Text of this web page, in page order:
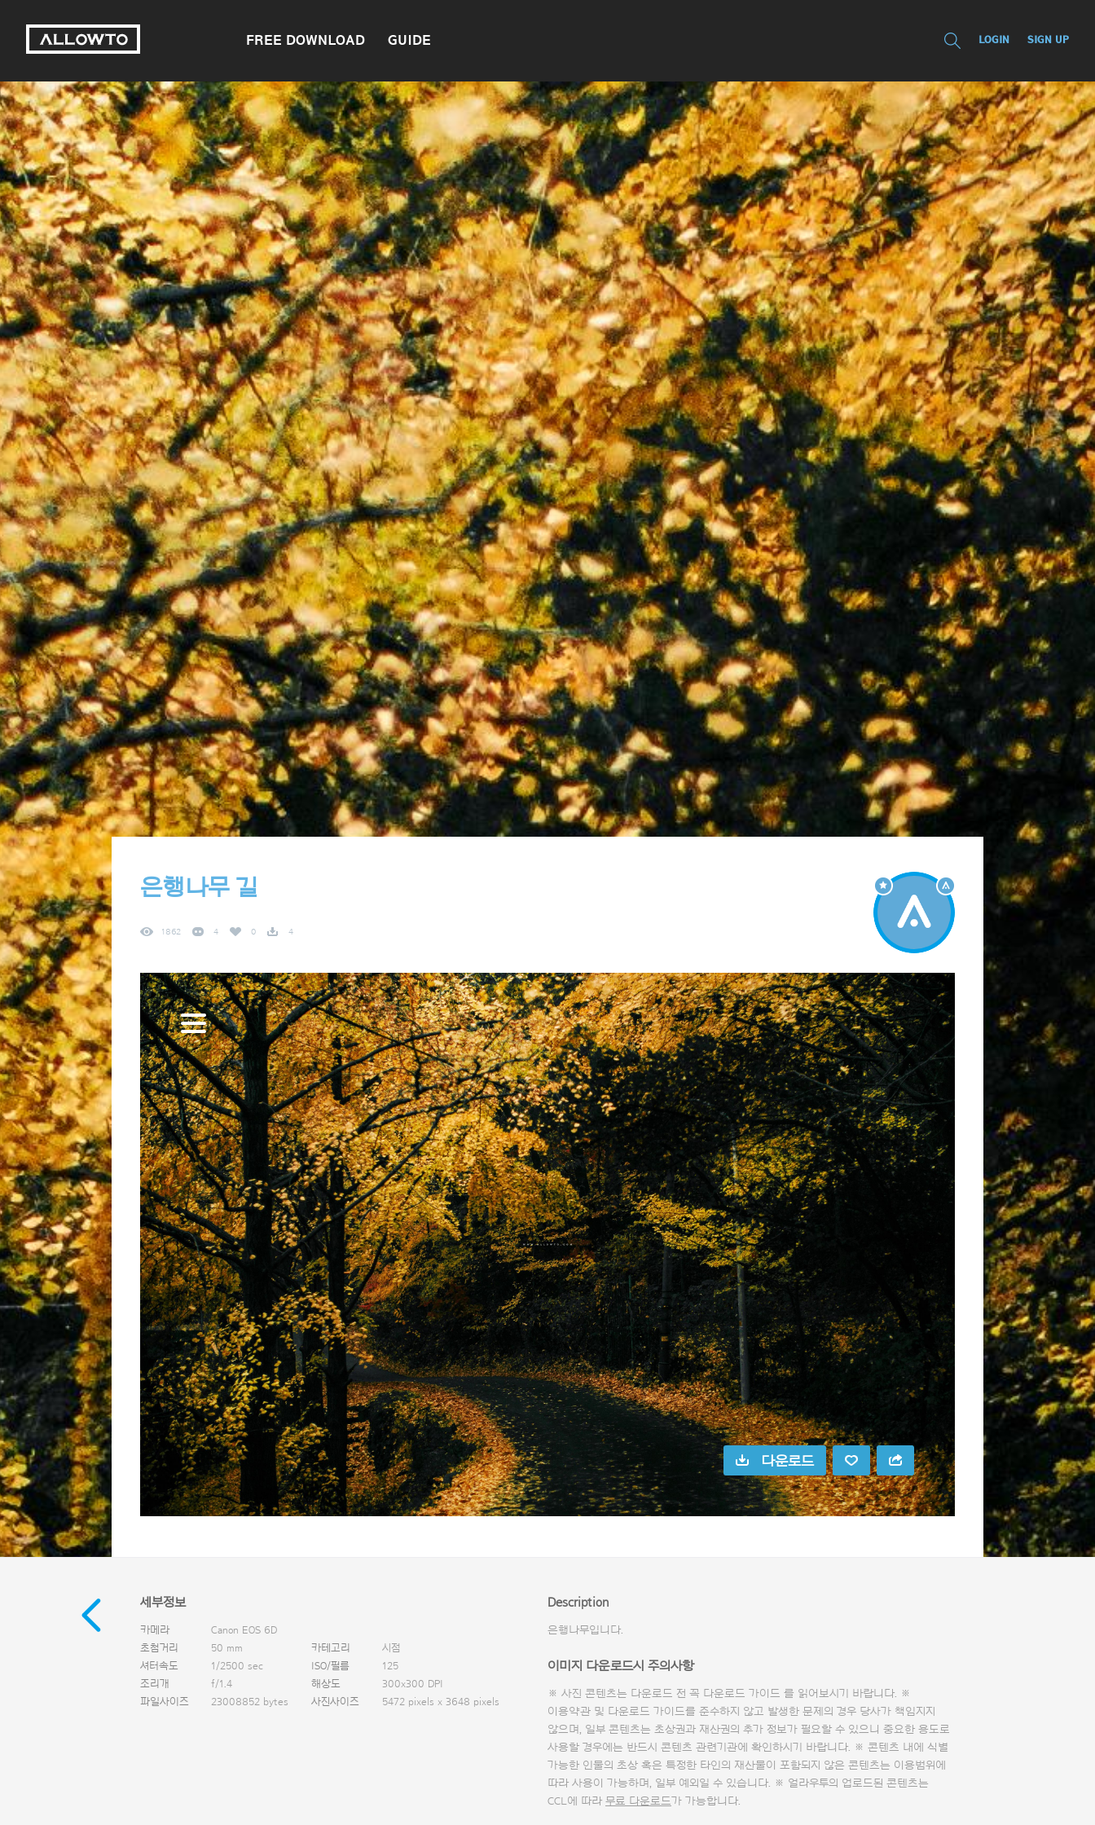
FREE DOWNLOAD GUIDE LOGIN SIGN UP
은행나무 길
1862 4 0 4
다운로드
세부정보
카메라
Canon EOS 6D
초첨거리
50 mm 카테고리
시점
셔터속도
1/2500 sec ISO/필름
125
조리개
f/1.4 해상도
300x300 DPI
파일사이즈
23008852 bytes 사진사이즈 5472 pixels x 3648 pixels
Description
은행나무입니다.
이미지 다운로드시 주의사항
※ 사진 콘텐츠는 다운로드 전 꼭 다운로드 가이드 를 읽어보시기 바랍니다. ※
이용약관 및 다운로드 가이드를 준수하지 않고 발생한 문제의 경우 당사가 책임지지
않으며, 일부 콘텐츠는 초상권과 재산권의 추가 정보가 필요할 수 있으니 중요한 용도로
사용할 경우에는 반드시 콘텐츠 관련기관에 확인하시기 바랍니다. ※ 콘텐츠 내에 식별
가능한 인물의 초상 혹은 특정한 타인의 재산물이 포함되지 않은 콘텐츠는 이용범위에
따라 사용이 가능하며, 일부 예외일 수 있습니다. ※ 얼라우투의 업로드된 콘텐츠는
CCL에 따라 무료 다운로드가 가능합니다.